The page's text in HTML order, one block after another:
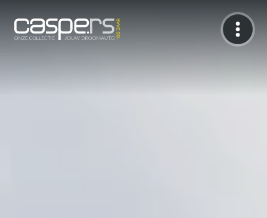
De Caspers Collectie